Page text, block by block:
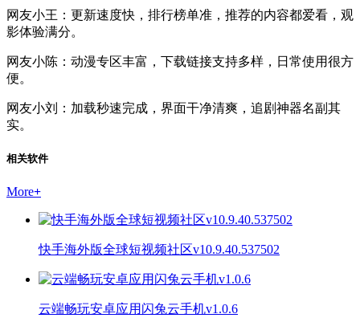
网友小王：更新速度快，排行榜单准，推荐的内容都爱看，观
影体验满分。
网友小陈：动漫专区丰富，下载链接支持多样，日常使用很方
便。
网友小刘：加载秒速完成，界面干净清爽，追剧神器名副其
实。
相关软件
More+
快手海外版全球短视频社区v10.9.40.537502
云端畅玩安卓应用闪兔云手机v1.0.6